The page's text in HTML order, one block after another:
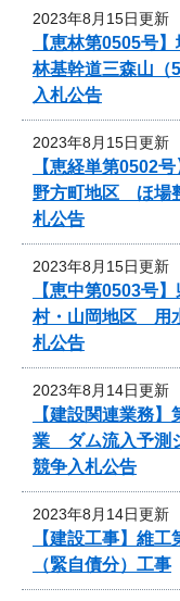
2023年8月15日更新
【恵林第0505号
林基幹道三森山（
入札公告
2023年8月15日更新
【恵経単第0502
野方町地区 ほ場
札公告
2023年8月15日更新
【恵中第0503号
村・山岡地区 用
札公告
2023年8月14日更新
【建設関連業務
業 ダム流入予測
競争入札公告
2023年8月14日更新
【建設工事】維
（緊自債分）工事